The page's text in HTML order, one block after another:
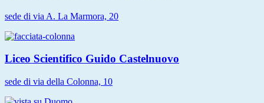
sede di via A. La Marmora, 20
Liceo Scientifico Guido Castelnuovo
sede di via della Colonna, 10